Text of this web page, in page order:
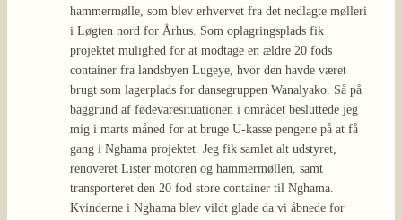
hammermølle, som blev erhvervet fra det nedlagte mølleri
i Løgten nord for Århus. Som oplagringsplads fik
projektet mulighed for at modtage en ældre 20 fods
container fra landsbyen Lugeye, hvor den havde været
brugt som lagerplads for dansegruppen Wanalyako. Så på
baggrund af fødevaresituationen i området besluttede jeg
mig i marts måned for at bruge U-kasse pengene på at få
gang i Nghama projektet. Jeg fik samlet alt udstyret,
renoveret Lister motoren og hammermøllen, samt
transporteret den 20 fod store container til Nghama.
Kvinderne i Nghama blev vildt glade da vi åbnede for